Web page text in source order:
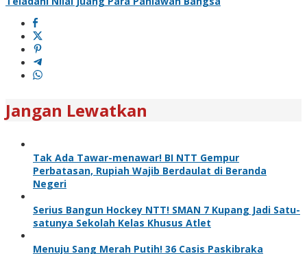
Jangan Lewatkan
Tak Ada Tawar-menawar! BI NTT Gempur
Perbatasan, Rupiah Wajib Berdaulat di Beranda
Negeri
Serius Bangun Hockey NTT! SMAN 7 Kupang Jadi Satu-
satunya Sekolah Kelas Khusus Atlet
Menuju Sang Merah Putih! 36 Casis Paskibraka